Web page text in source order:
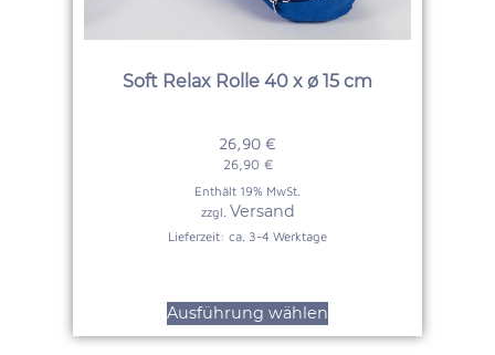
Soft Relax Rolle 40 x ø 15 cm
26,90 €
26,90 €
Enthält 19% MwSt.
zzgl. Versand
Lieferzeit: ca. 3-4 Werktage
Ausführung wählen